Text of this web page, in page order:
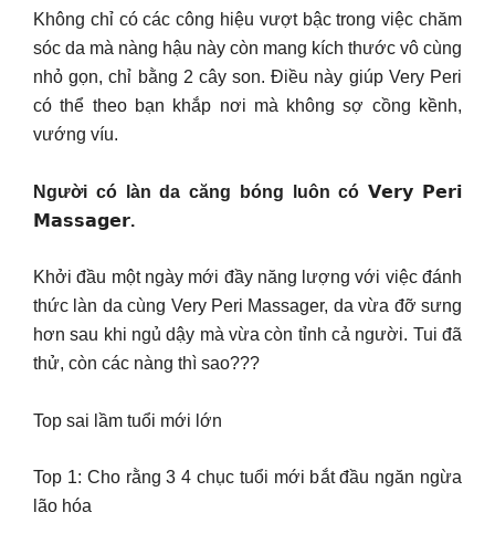
Không chỉ có các công hiệu vượt bậc trong việc chăm
sóc da mà nàng hậu này còn mang kích thước vô cùng
nhỏ gọn, chỉ bằng 2 cây son. Điều này giúp Very Peri
có thể theo bạn khắp nơi mà không sợ cồng kềnh,
vướng víu.
Người có làn da căng bóng luôn có 𝗩𝗲𝗿𝘆 𝗣𝗲𝗿𝗶
𝗠𝗮𝘀𝘀𝗮𝗴𝗲𝗿.
Khởi đầu một ngày mới đầy năng lượng với việc đánh
thức làn da cùng Very Peri Massager, da vừa đỡ sưng
hơn sau khi ngủ dậy mà vừa còn tỉnh cả người. Tui đã
thử, còn các nàng thì sao???
Top sai lầm tuổi mới lớn
Top 1: Cho rằng 3 4 chục tuổi mới bắt đầu ngăn ngừa
lão hóa